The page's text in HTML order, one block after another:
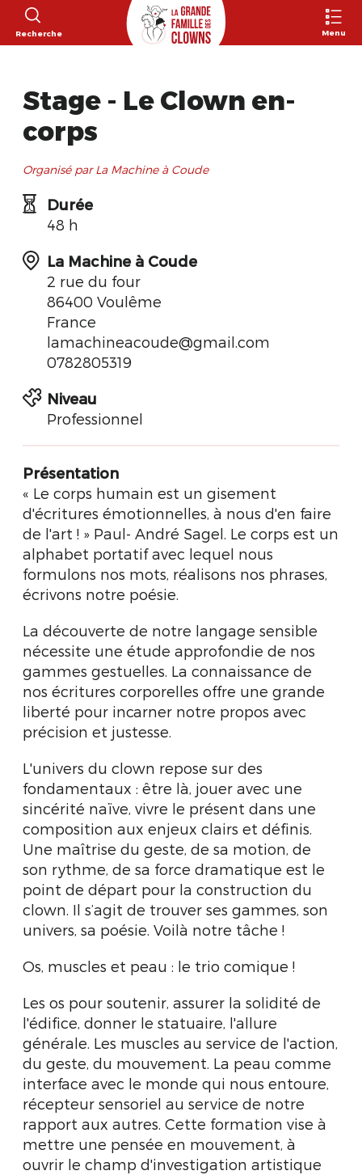
Recherche Menu
Stage - Le Clown en-
corps
Organisé par La Machine à Coude
Durée
48 h
La Machine à Coude
2 rue du four
86400 Voulême
France
lamachineacoude@gmail.com
0782805319
Niveau
Professionnel
Présentation
« Le corps humain est un gisement
d'écritures émotionnelles, à nous d'en faire
de l'art ! » Paul- André Sagel. Le corps est un
alphabet portatif avec lequel nous
formulons nos mots, réalisons nos phrases,
écrivons notre poésie.
La découverte de notre langage sensible
nécessite une étude approfondie de nos
gammes gestuelles. La connaissance de
nos écritures corporelles offre une grande
liberté pour incarner notre propos avec
précision et justesse.
L'univers du clown repose sur des
fondamentaux : être là, jouer avec une
sincérité naïve, vivre le présent dans une
composition aux enjeux clairs et définis.
Une maîtrise du geste, de sa motion, de
son rythme, de sa force dramatique est le
point de départ pour la construction du
clown. Il s’agit de trouver ses gammes, son
univers, sa poésie. Voilà notre tâche !
Os, muscles et peau : le trio comique !
Les os pour soutenir, assurer la solidité de
l'édifice, donner le statuaire, l'allure
générale. Les muscles au service de l'action,
du geste, du mouvement. La peau comme
interface avec le monde qui nous entoure,
récepteur sensoriel au service de notre
rapport aux autres. Cette formation vise à
mettre une pensée en mouvement, à
ouvrir le champ d'investigation artistique